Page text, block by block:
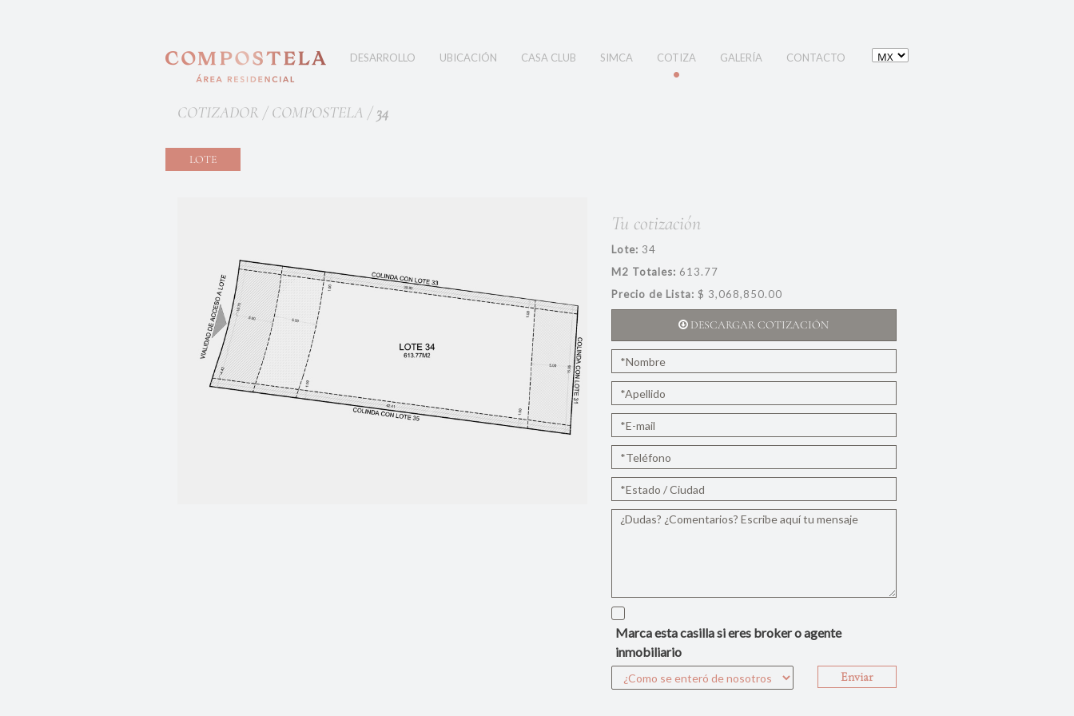
DESARROLLO UBICACIÓN CASA CLUB SIMCA COTIZA GALERÍA CONTACTO
COTIZADOR / COMPOSTELA / 34
LOTE
Tu cotización
Lote: 34
M2 Totales: 613.77
Precio de Lista: $ 3,068,850.00
DESCARGAR COTIZACIÓN
Marca esta casilla si eres broker o agente
inmobiliario
Enviar